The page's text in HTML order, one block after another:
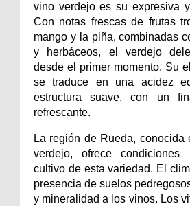
vino verdejo es su expresiva
Con notas frescas de frutas
mango y la piña, combinadas
y herbáceos, el verdejo
desde el primer momento. Su
se traduce en una acidez
estructura suave, con un
refrescante.
La región de Rueda, conocida
verdejo, ofrece condiciones
cultivo de esta variedad. El
presencia de suelos
y mineralidad a los vinos. Los